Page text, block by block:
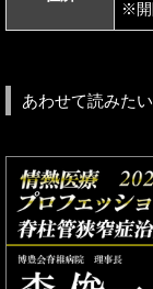
※開
あわせて読みたい